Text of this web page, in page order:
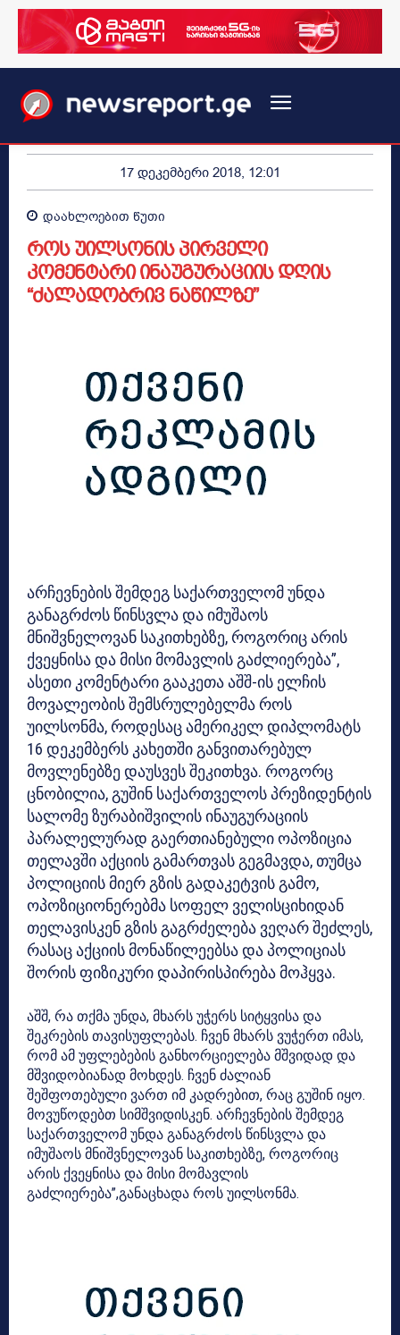
17 დეკემბერი 2018, 12:01
დაახლოებით წუთი
როს უილსონის პირველი
კომენტარი ინაუგურაციის დღის
“ძალადობრივ ნაწილზე”
არჩევნების შემდეგ საქართველომ უნდა
განაგრძოს წინსვლა და იმუშაოს
მნიშვნელოვან საკითხებზე, როგორიც არის
ქვეყნისა და მისი მომავლის გაძლიერება”,
ასეთი კომენტარი გააკეთა აშშ-ის ელჩის
მოვალეობის შემსრულებელმა როს
უილსონმა, როდესაც ამერიკელ დიპლომატს
16 დეკემბერს კახეთში განვითარებულ
მოვლენებზე დაუსვეს შეკითხვა. როგორც
ცნობილია, გუშინ საქართველოს პრეზიდენტის
სალომე ზურაბიშვილის ინაუგურაციის
პარალელურად გაერთიანებული ოპოზიცია
თელავში აქციის გამართვას გეგმავდა, თუმცა
პოლიციის მიერ გზის გადაკეტვის გამო,
ოპოზიციონერებმა სოფელ ველისციხიდან
თელავისკენ გზის გაგრძელება ვეღარ შეძლეს,
რასაც აქციის მონაწილეებსა და პოლიციას
შორის ფიზიკური დაპირისპირება მოჰყვა.
აშშ, რა თქმა უნდა, მხარს უჭერს სიტყვისა და
შეკრების თავისუფლებას. ჩვენ მხარს ვუჭერთ იმას,
რომ ამ უფლებების განხორციელება მშვიდად და
მშვიდობიანად მოხდეს. ჩვენ ძალიან
შეშფოთებული ვართ იმ კადრებით, რაც გუშინ იყო.
მოვუწოდებთ სიმშვიდისკენ. არჩევნების შემდეგ
საქართველომ უნდა განაგრძოს წინსვლა და
იმუშაოს მნიშვნელოვან საკითხებზე, როგორიც
არის ქვეყნისა და მისი მომავლის
გაძლიერება”,განაცხადა როს უილსონმა.